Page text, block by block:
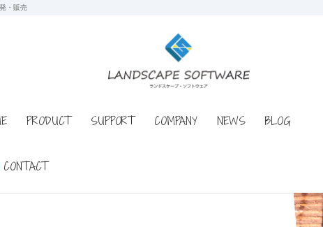
・販売
PRODUCT SUPPORT COMPANY NEWS BLOG
CONTACT